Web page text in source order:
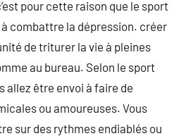
pour cette raison que le sport
combattre la dépression. créer
de triturer la vie à pleines
au bureau. Selon le sport
allez être envoi à faire de
ou amoureuses. Vous
sur des rythmes endiablés ou